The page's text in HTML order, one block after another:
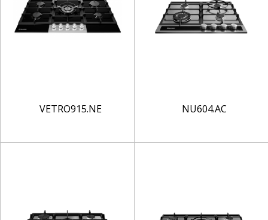
VETRO915.NE NU604.AC